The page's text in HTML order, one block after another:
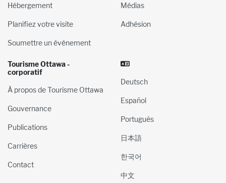
Hébergement
Planifiez votre visite
Soumettre un événement
Médias
Adhésion
Tourisme Ottawa -
corporatif
À propos de Tourisme Ottawa
Gouvernance
Publications
Carrières
Contact
Deutsch
Español
Português
日本語
한국어
中文